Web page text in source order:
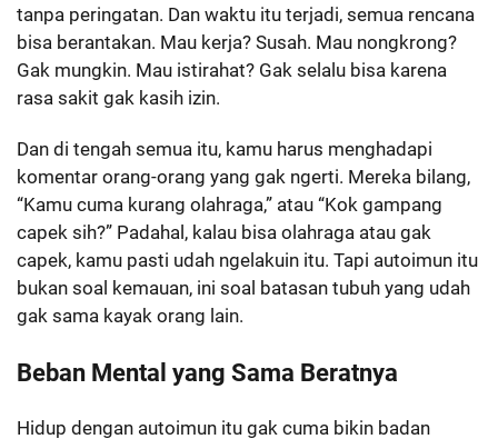
tanpa peringatan. Dan waktu itu terjadi, semua rencana
bisa berantakan. Mau kerja? Susah. Mau nongkrong?
Gak mungkin. Mau istirahat? Gak selalu bisa karena
rasa sakit gak kasih izin.
Dan di tengah semua itu, kamu harus menghadapi
komentar orang-orang yang gak ngerti. Mereka bilang,
“Kamu cuma kurang olahraga,” atau “Kok gampang
capek sih?” Padahal, kalau bisa olahraga atau gak
capek, kamu pasti udah ngelakuin itu. Tapi autoimun itu
bukan soal kemauan, ini soal batasan tubuh yang udah
gak sama kayak orang lain.
Beban Mental yang Sama Beratnya
Hidup dengan autoimun itu gak cuma bikin badan